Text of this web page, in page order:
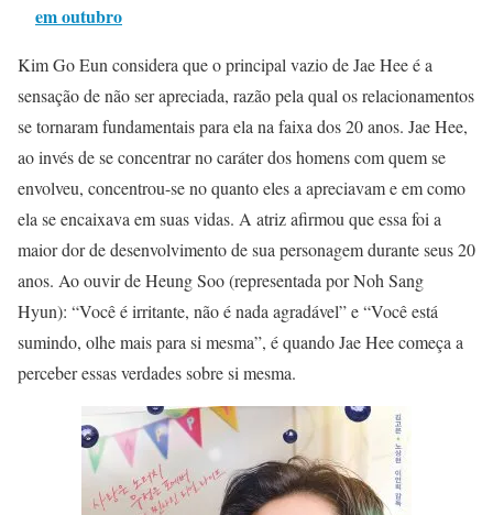
em outubro
Kim Go Eun considera que o principal vazio de Jae Hee é a
sensação de não ser apreciada, razão pela qual os relacionamentos
se tornaram fundamentais para ela na faixa dos 20 anos. Jae Hee,
ao invés de se concentrar no caráter dos homens com quem se
envolveu, concentrou-se no quanto eles a apreciavam e em como
ela se encaixava em suas vidas. A atriz afirmou que essa foi a
maior dor de desenvolvimento de sua personagem durante seus 20
anos. Ao ouvir de Heung Soo (representada por Noh Sang
Hyun): “Você é irritante, não é nada agradável” e “Você está
sumindo, olhe mais para si mesma”, é quando Jae Hee começa a
perceber essas verdades sobre si mesma.